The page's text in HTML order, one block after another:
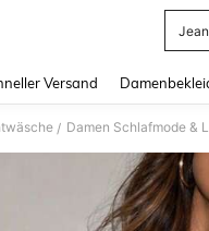
Versand
/ Damen Schlafmode &